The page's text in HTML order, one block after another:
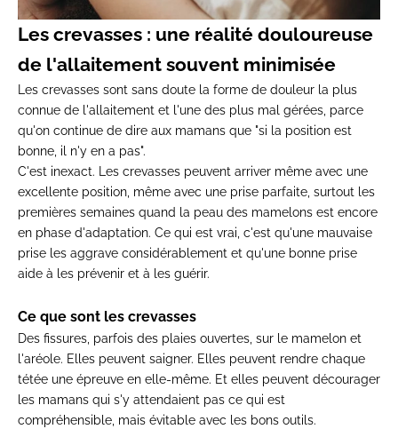
Les crevasses : une réalité douloureuse
de l'allaitement souvent minimisée
Les crevasses sont sans doute la forme de douleur la plus
connue de l'allaitement et l'une des plus mal gérées, parce
qu'on continue de dire aux mamans que "si la position est
bonne, il n'y en a pas".
C'est inexact. Les crevasses peuvent arriver même avec une
excellente position, même avec une prise parfaite, surtout les
premières semaines quand la peau des mamelons est encore
en phase d'adaptation. Ce qui est vrai, c'est qu'une mauvaise
prise les aggrave considérablement et qu'une bonne prise
aide à les prévenir et à les guérir.
Ce que sont les crevasses
Des fissures, parfois des plaies ouvertes, sur le mamelon et
l'aréole. Elles peuvent saigner. Elles peuvent rendre chaque
tétée une épreuve en elle-même. Et elles peuvent décourager
les mamans qui s'y attendaient pas ce qui est
compréhensible, mais évitable avec les bons outils.